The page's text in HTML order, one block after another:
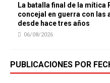
La batalla final de la mítica
concejal en guerra con las
desde hace tres años
06/08/2026
PUBLICACIONES POR